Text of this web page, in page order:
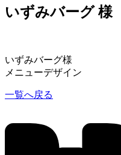
いずみバーグ
いずみバーグ様
メニューデザイン
一覧へ戻る